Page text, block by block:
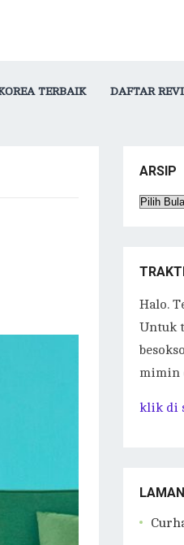
TERBAIK DAFTAR
ARSIP
Arsip
Halo.
Untuk
mimin
klik di
LAMAN